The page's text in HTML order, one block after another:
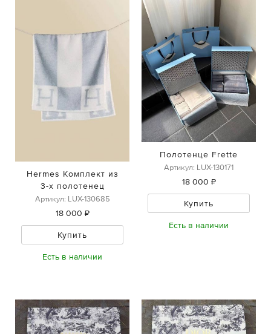
Hermes Комплект из
3-х полотенец
Артикул: LUX-130685
18 000 ₽
Купить
Есть в наличии
Полотенце Frette
Артикул: LUX-130171
18 000 ₽
Купить
Есть в наличии